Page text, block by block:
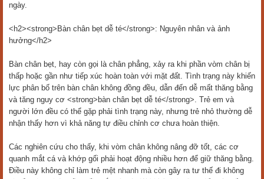
ngày.
<h2><strong>Bàn chân bẹt dễ té</strong>: Nguyên nhân và ảnh
hưởng</h2>
Bàn chân bẹt, hay còn gọi là chân phẳng, xảy ra khi phần vòm chân bị
thấp hoặc gần như tiếp xúc hoàn toàn với mặt đất. Tình trạng này khiến
lực phân bố trên bàn chân không đồng đều, dẫn đến dễ mất thăng bằng
và tăng nguy cơ <strong>bàn chân bẹt dễ té</strong>. Trẻ em và
người lớn đều có thể gặp phải tình trạng này, nhưng trẻ nhỏ thường dễ
nhận thấy hơn vì khả năng tự điều chỉnh cơ chưa hoàn thiện.
Các nghiên cứu cho thấy, khi vòm chân không nâng đỡ tốt, các cơ
quanh mắt cá và khớp gối phải hoạt động nhiều hơn để giữ thăng bằng.
Điều này không chỉ làm trẻ mệt nhanh mà còn gây ra tư thế đi không